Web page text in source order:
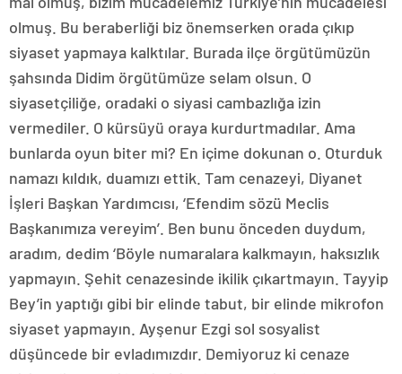
olmuş. Bu beraberliği biz önemserken orada çıkıp
siyaset yapmaya kalktılar. Burada ilçe örgütümüzün
şahsında Didim örgütümüze selam olsun. O
siyasetçiliğe, oradaki o siyasi cambazlığa izin
vermediler. O kürsüyü oraya kurdurtmadılar. Ama
bunlarda oyun biter mi? En içime dokunan o. Oturduk
namazı kıldık, duamızı ettik. Tam cenazeyi, Diyanet
İşleri Başkan Yardımcısı, ‘Efendim sözü Meclis
Başkanımıza vereyim’. Ben bunu önceden duydum,
aradım, dedim ‘Böyle numaralara kalkmayın, haksızlık
yapmayın. Şehit cenazesinde ikilik çıkartmayın. Tayyip
Bey’in yaptığı gibi bir elinde tabut, bir elinde mikrofon
siyaset yapmayın. Ayşenur Ezgi sol sosyalist
düşüncede bir evladımızdır. Demiyoruz ki cenaze